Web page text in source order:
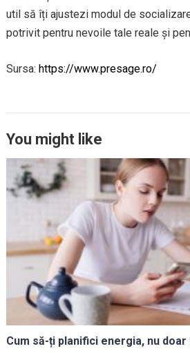
util să îți ajustezi modul de
potrivit pentru nevoile tale reale și
Sursa: https://www.presage.ro/
You might like
Cum să-ți planifici energia, nu doar